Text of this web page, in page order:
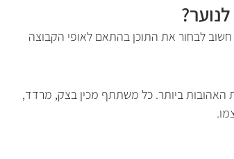
חשוב לבחור את התוכן בהתאם לאופי הקבוצה
האהובות ביותר. כל משתתף מכין בצק, מרדד,